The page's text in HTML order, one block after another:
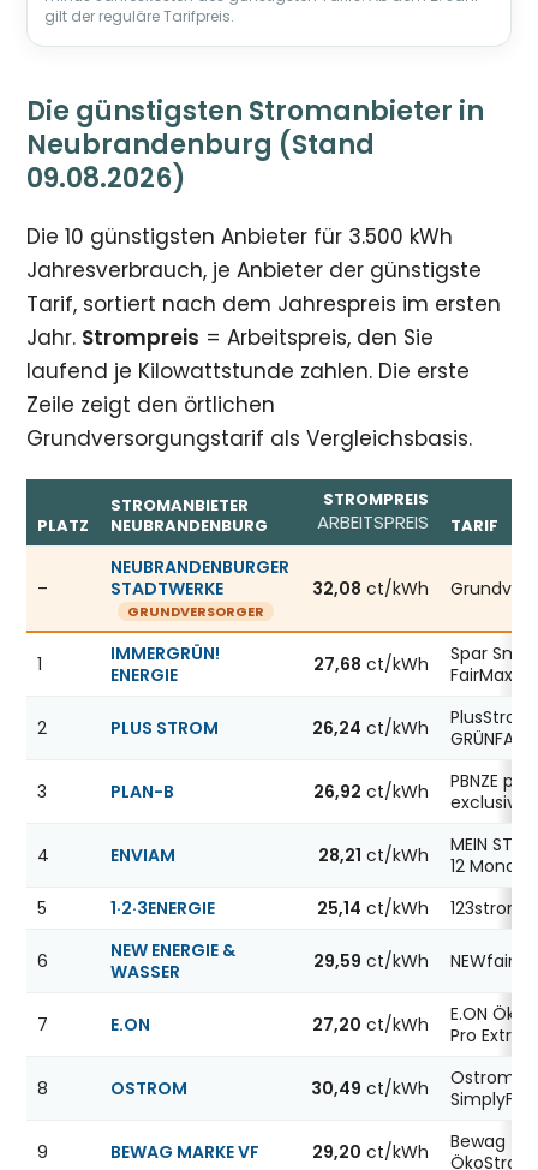
gilt der reguläre Tarifpreis.
Die günstigsten Stromanbieter in
Neubrandenburg (Stand
09.08.2026)
Die 10 günstigsten Anbieter für 3.500 kWh
Jahresverbrauch, je Anbieter der günstigste
Tarif, sortiert nach dem Jahrespreis im ersten
Jahr. Strompreis = Arbeitspreis, den Sie
laufend je Kilowattstunde zahlen. Die erste
Zeile zeigt den örtlichen
Grundversorgungstarif als Vergleichsbasis.
Günstigste Stromanbieter in Neubrandenburg,
PLATZ
STROMANBIETER
NEUBRANDENBURG
STROMPREIS
ARBEITSPREIS TARIF
–
NEUBRANDENBURGER
STADTWERKE
GRUNDVERSORGER
32,08 ct/kWh
1
IMMERGRÜN!
ENERGIE
27,68 ct/kWh
Spar
FairMax
2 PLUS STROM 26,24 ct/kWh
PlusStrom
GRÜNFAIR
3 PLAN-B 26,92 ct/kWh
PBNZE
exclusive
4 ENVIAM 28,21 ct/kWh
MEIN
12 Monate
5
1·2·3ENERGIE 25,14 ct/kWh 123strom
6
NEW ENERGIE &
WASSER
29,59 ct/kWh NEWfair
7 E.ON 27,20 ct/kWh
E.ON
Pro Extra
8 OSTROM 30,49 ct/kWh
Ostrom
SimplyFair
9 BEWAG MARKE VF 29,20 ct/kWh
Bewag